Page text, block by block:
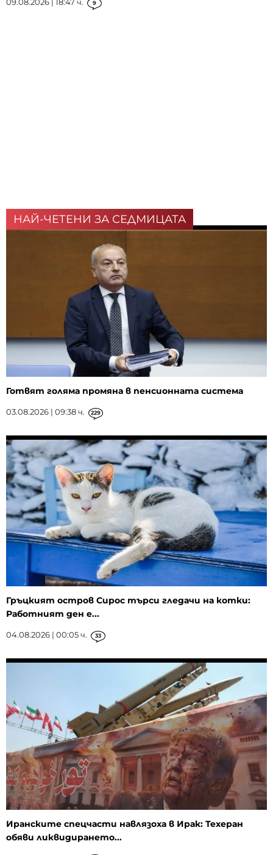
9
НАЙ-ЧЕТЕНИ ЗА СЕДМИЦАТА
Готвят голяма промяна в пенсионната система
03.08.2026 | 09:38 ч. 229
Гръцкият остров Сирос търси гледачи на котки:
Работният ден е...
04.08.2026 | 00:05 ч. 33
Иранските спецчасти навлязоха в Ирак: Техеран
обяви ликвидирането...